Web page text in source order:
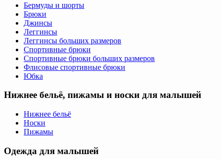
Бермуды и шорты
Брюки
Джинсы
Леггинсы
Леггинсы больших размеров
Спортивные брюки
Спортивные брюки больших размеров
Флисовые спортивные брюки
Юбка
Нижнее бельё, пижамы и носки для малышей
Нижнее бельё
Носки
Пижамы
Одежда для малышей